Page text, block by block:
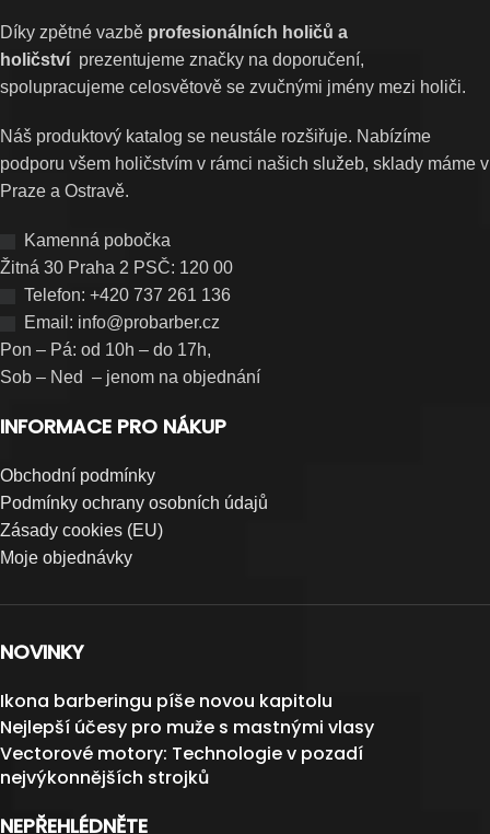
Díky zpětné vazbě profesionálních holičů a
holičství prezentujeme značky na doporučení,
spolupracujeme celosvětově se zvučnými jmény mezi holiči.
Náš produktový katalog se neustále rozšiřuje. Nabízíme
podporu všem holičstvím v rámci našich služeb, sklady máme v
Praze a Ostravě.
Kamenná pobočka
Žitná 30 Praha 2 PSČ: 120 00
Telefon: +420 737 261 136
Email: info@probarber.cz
Pon – Pá: od 10h – do 17h,
Sob – Ned – jenom na objednání
INFORMACE PRO NÁKUP
Obchodní podmínky
Podmínky ochrany osobních údajů
Zásady cookies (EU)
Moje objednávky
NOVINKY
Ikona barberingu píše novou kapitolu
Nejlepší účesy pro muže s mastnými vlasy
Vectorové motory: Technologie v pozadí
nejvýkonnějších strojků
NEPŘEHLÉDNĚTE